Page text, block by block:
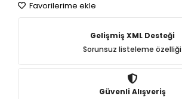
Favorilerime ekle
Gelişmiş XML Desteği
Sorunsuz listeleme özelliği
Güvenli Alışveriş